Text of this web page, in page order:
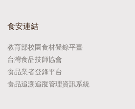
食安連結
教育部校園食材登錄平臺
台灣食品技師協會
食品業者登錄平台
食品追溯追蹤管理資訊系統